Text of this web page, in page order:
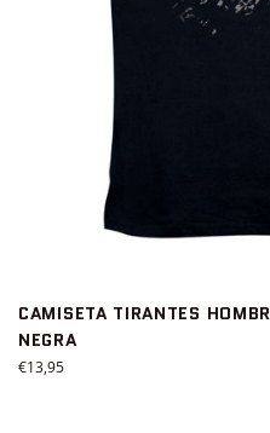
CAMISETA TIRANTES
NEGRA
Precio
€13,95